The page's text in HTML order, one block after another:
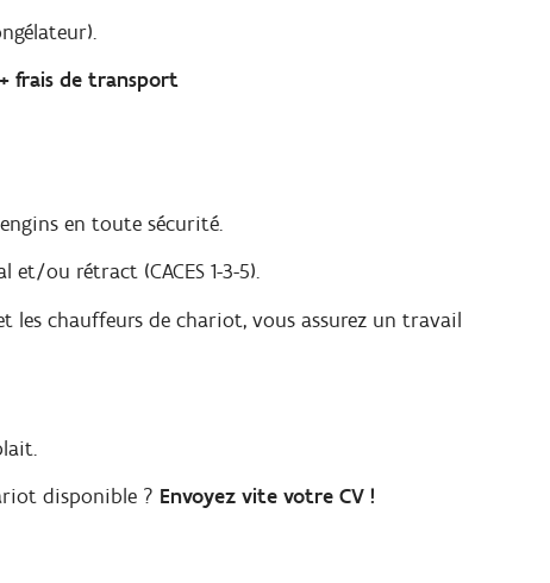
frais de transport
en toute sécurité.
ou rétract (CACES 1-3-5).
les chauffeurs de chariot, vous assurez un travail
disponible ? Envoyez vite votre CV !